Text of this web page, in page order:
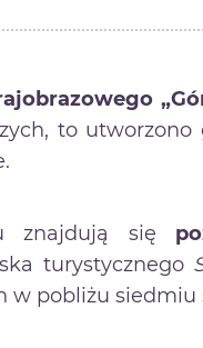
to utworzono
znajdują się
turystycznego
w pobliżu siedmiu